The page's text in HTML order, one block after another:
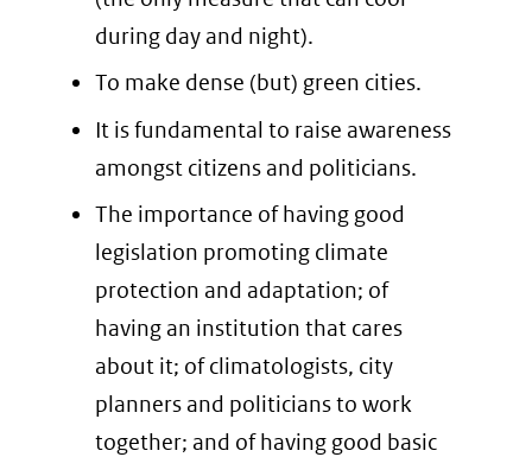
during day and night).
To make dense (but) green cities.
It is fundamental to raise awareness
amongst citizens and politicians.
The importance of having good
legislation promoting climate
protection and adaptation; of
having an institution that cares
about it; of climatologists, city
planners and politicians to work
together; and of having good basic